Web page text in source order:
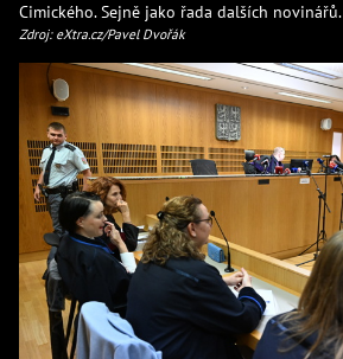
Cimického. Sejně jako řada dalších novinářů.
Zdroj: eXtra.cz/Pavel Dvořák